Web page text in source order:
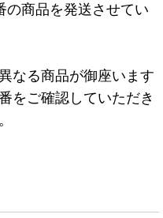
の商品を発送させてい
なる商品が御座います
をご確認していただき